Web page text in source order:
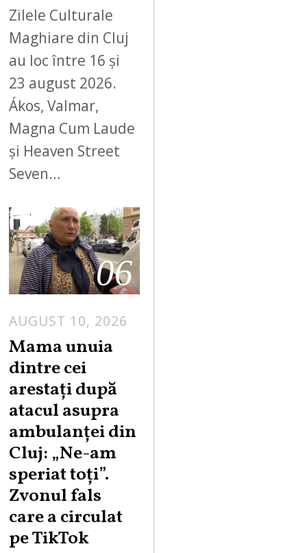
Zilele Culturale
Maghiare din Cluj
au loc între 16 și
23 august 2026.
Ákos, Valmar,
Magna Cum Laude
și Heaven Street
Seven…
06
AUGUST 10, 2026
Mama unuia
dintre cei
arestați după
atacul asupra
ambulanței din
Cluj: „Ne-am
speriat toți”.
Zvonul fals
care a circulat
pe TikTok